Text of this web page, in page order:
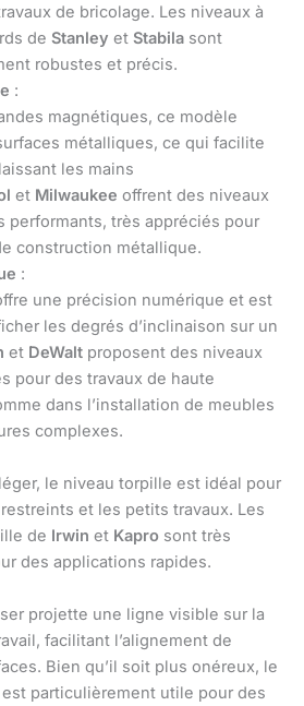
de bricolage. Les niveaux à
de Stanley et Stabilasont
robustes et précis.
:
magnétiques, ce modèle
métalliques, ce qui facilite
les mains
et Milwaukee offrent des niveaux
performants, très appréciés pour
construction métallique.
:
une précision numérique et est
les degrés d’inclinaison sur un
et DeWaltproposent des niveaux
pour des travaux de haute
dans l’installation de meubles
complexes.
le niveau torpille est idéal pour
et les petits travaux. Les
de Irwin et Kaprosont très
des applications rapides.
projette une ligne visible sur la
facilitant l’alignement de
Bien qu’il soit plus onéreux, le
particulièrement utile pour des